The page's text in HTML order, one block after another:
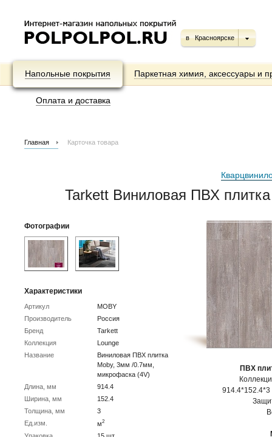
в Красноярске
Напольные покрытия Паркетная химия, аксессуары и
Оплата и доставка
Главная Карточка товара
Tarkett Виниловая ПВХ
Фотографии
Характеристики
Артикул
MOBY
Производитель
Россия
Бренд
Tarkett
Коллекция
Lounge
Название
Виниловая ПВХ плитка
Moby, 3мм /0.7мм,
микрофаска (4V)
Длина, мм
914.4
Ширина, мм
152.4
Толщина, мм
3
Ед.изм.
м2
ПВХ
914.4*152.4*3